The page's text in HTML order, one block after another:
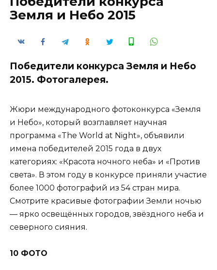
Земля и Небо 2015
Победители конкурса Земля и Небо
2015. Фотогалерея.
Жюри международного фотоконкурса «Земля
и Небо», который возглавляет научная
программа «The World at Night», объявили
имена победителей 2015 года в двух
категориях: «Красота ночного неба» и «Против
света». В этом году в конкурсе приняли участие
более 1000 фотографий из 54 стран мира.
Смотрите красивые фотографии Земли ночью
— ярко освещённых городов, звёздного неба и
северного сияния.
10 ФОТО